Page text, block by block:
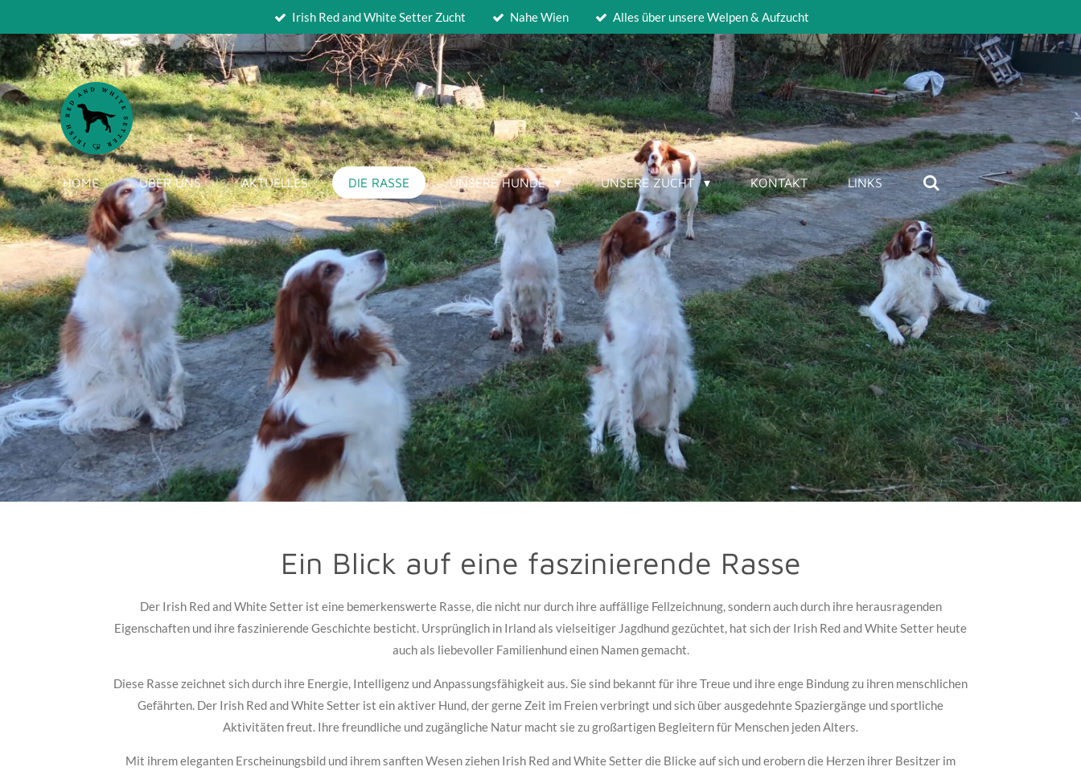
Hauptinhalt
springen
Irish Red and White Setter Zucht Nahe Wien Alles über unsere Welpen & Aufzucht
HOME ÜBER UNS AKTUELLES DIE RASSE UNSERE HUNDE UNSERE ZUCHT KONTAKT LINKS
Ein Blick auf eine faszinierende Rasse
Der Irish Red and White Setter ist eine bemerkenswerte Rasse, die nicht nur durch ihre auffällige Fellzeichnung, sondern auch durch ihre herausragenden
Eigenschaften und ihre faszinierende Geschichte besticht. Ursprünglich in Irland als vielseitiger Jagdhund gezüchtet, hat sich der Irish Red and White Setter heute
auch als liebevoller Familienhund einen Namen gemacht.​
Diese Rasse zeichnet sich durch ihre Energie, Intelligenz und Anpassungsfähigkeit aus. Sie sind bekannt für ihre Treue und ihre enge Bindung zu ihren menschlichen
Gefährten. Der Irish Red and White Setter ist ein aktiver Hund, der gerne Zeit im Freien verbringt und sich über ausgedehnte Spaziergänge und sportliche
Aktivitäten freut. Ihre freundliche und zugängliche Natur macht sie zu großartigen Begleitern für Menschen jeden Alters.
Mit ihrem eleganten Erscheinungsbild und ihrem sanften Wesen ziehen Irish Red and White Setter die Blicke auf sich und erobern die Herzen ihrer Besitzer im